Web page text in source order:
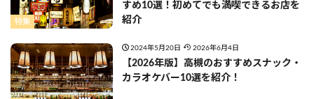
特集
すめ10選！初めてでも満喫できるお店を
紹介
2024年5月20日 2026年6月4日
【2026年版】高槻のおすすめスナック・
カラオケバー10選を紹介！